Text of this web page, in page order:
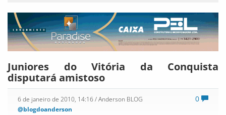
No Ar: Rádio UESB
3
@blogdoanderson
Já está no ar, em fase de teste, a Rádio FM UESB, freqüência
97,5. A emissora vem para enriquecer o curso de
Comunicação Social da Universidade Estadual do Sudoeste da